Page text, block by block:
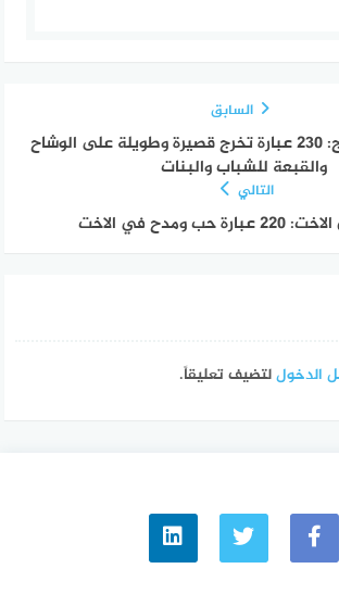
السابق
عبارات يوم التخرج: 230 عبارة تخرج قصيرة وطويلة على الوشاح
والقبعة للشباب والبنات
التالي
ومدح في الاخت
الدخوللتضيف تعليقاً.